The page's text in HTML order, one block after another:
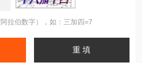
拉伯数字），如：三加四=7